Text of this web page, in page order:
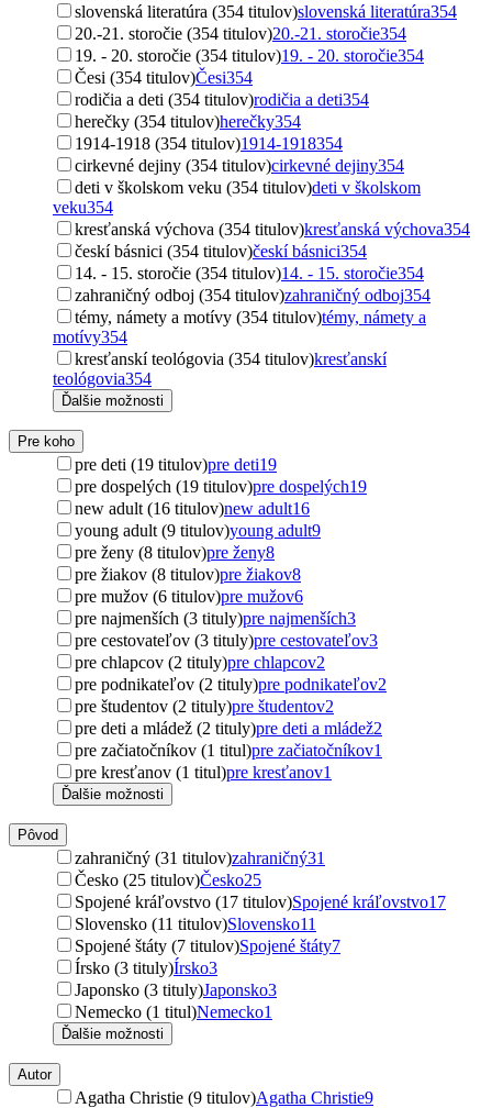
slovenská literatúra (354 titulov)slovenská literatúra354
20.-21. storočie (354 titulov)20.-21. storočie354
19. - 20. storočie (354 titulov)19. - 20. storočie354
Česi (354 titulov)Česi354
rodičia a deti (354 titulov)rodičia a deti354
herečky (354 titulov)herečky354
1914-1918 (354 titulov)1914-1918354
cirkevné dejiny (354 titulov)cirkevné dejiny354
deti v školskom veku (354 titulov)deti v školskom
veku354
kresťanská výchova (354 titulov)kresťanská výchova354
českí básnici (354 titulov)českí básnici354
14. - 15. storočie (354 titulov)14. - 15. storočie354
zahraničný odboj (354 titulov)zahraničný odboj354
témy, námety a motívy (354 titulov)témy, námety a
motívy354
kresťanskí teológovia (354 titulov)kresťanskí
teológovia354
Ďalšie možnosti
Pre koho
pre deti (19 titulov)pre deti19
pre dospelých (19 titulov)pre dospelých19
new adult (16 titulov)new adult16
young adult (9 titulov)young adult9
pre ženy (8 titulov)pre ženy8
pre žiakov (8 titulov)pre žiakov8
pre mužov (6 titulov)pre mužov6
pre najmenších (3 tituly)pre najmenších3
pre cestovateľov (3 tituly)pre cestovateľov3
pre chlapcov (2 tituly)pre chlapcov2
pre podnikateľov (2 tituly)pre podnikateľov2
pre študentov (2 tituly)pre študentov2
pre deti a mládež (2 tituly)pre deti a mládež2
pre začiatočníkov (1 titul)pre začiatočníkov1
pre kresťanov (1 titul)pre kresťanov1
Ďalšie možnosti
Pôvod
zahraničný (31 titulov)zahraničný31
Česko (25 titulov)Česko25
Spojené kráľovstvo (17 titulov)Spojené kráľovstvo17
Slovensko (11 titulov)Slovensko11
Spojené štáty (7 titulov)Spojené štáty7
Írsko (3 tituly)Írsko3
Japonsko (3 tituly)Japonsko3
Nemecko (1 titul)Nemecko1
Ďalšie možnosti
Autor
Agatha Christie (9 titulov)Agatha Christie9